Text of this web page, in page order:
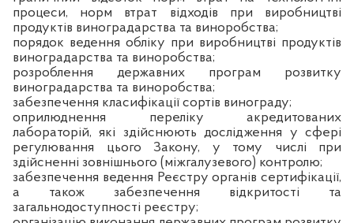
процеси, норм втрат відходів при виробництві
продуктів виноградарства та виноробства;
порядок ведення обліку при виробництві продуктів
виноградарства та виноробства;
розроблення державних програм розвитку
виноградарства та виноробства;
забезпечення класифікації сортів винограду;
оприлюднення переліку акредитованих
лабораторій, які здійснюють дослідження у сфері
регулювання цього Закону, у тому числі при
здійсненні зовнішнього (міжгалузевого) контролю;
забезпечення ведення Реєстру органів сертифікації,
а також забезпечення відкритості та
загальнодоступності реєстру;